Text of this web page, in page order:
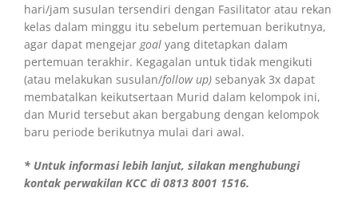
hari/jam susulan tersendiri dengan Fasilitator atau rekan
kelas dalam minggu itu sebelum pertemuan berikutnya,
agar dapat mengejar goal yang ditetapkan dalam
pertemuan terakhir. Kegagalan untuk tidak mengikuti
(atau melakukan susulan/follow up) sebanyak 3x dapat
membatalkan keikutsertaan Murid dalam kelompok ini,
dan Murid tersebut akan bergabung dengan kelompok
baru periode berikutnya mulai dari awal.
* Untuk informasi lebih lanjut, silakan menghubungi
kontak perwakilan KCC di 0813 8001 1516.